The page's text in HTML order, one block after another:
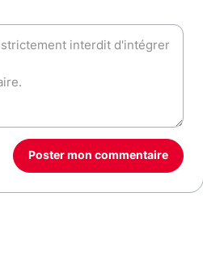
Poster mon commentaire